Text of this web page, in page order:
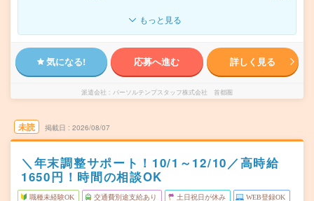
もっと見る
気になる! 応募へ進む 詳しく見る
派遣会社 パーソルテンプスタッフ株式会社 首都圏
未読 掲載日 2026/08/07
＼年末調整サポート！10/1～12/10／高時給
1650円！時間の相談OK
職種未経験OK 交通費別途支給あり 土日祝日が休み WEB登録OK